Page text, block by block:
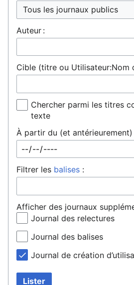
Auteur :
Cible (titre ou Utilisateur:Nom
Chercher parmi les titres
texte
À partir du (et antérieurement)
Filtrer les balises :
Afficher des journaux
Journal des relectures
Journal des balises
Journal de création
Lister